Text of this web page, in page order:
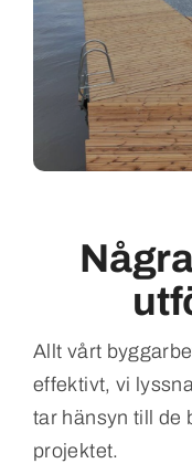
Allt vårt
effektivt, vi
tar hänsyn till de
projektet.